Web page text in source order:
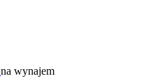
na wynajem